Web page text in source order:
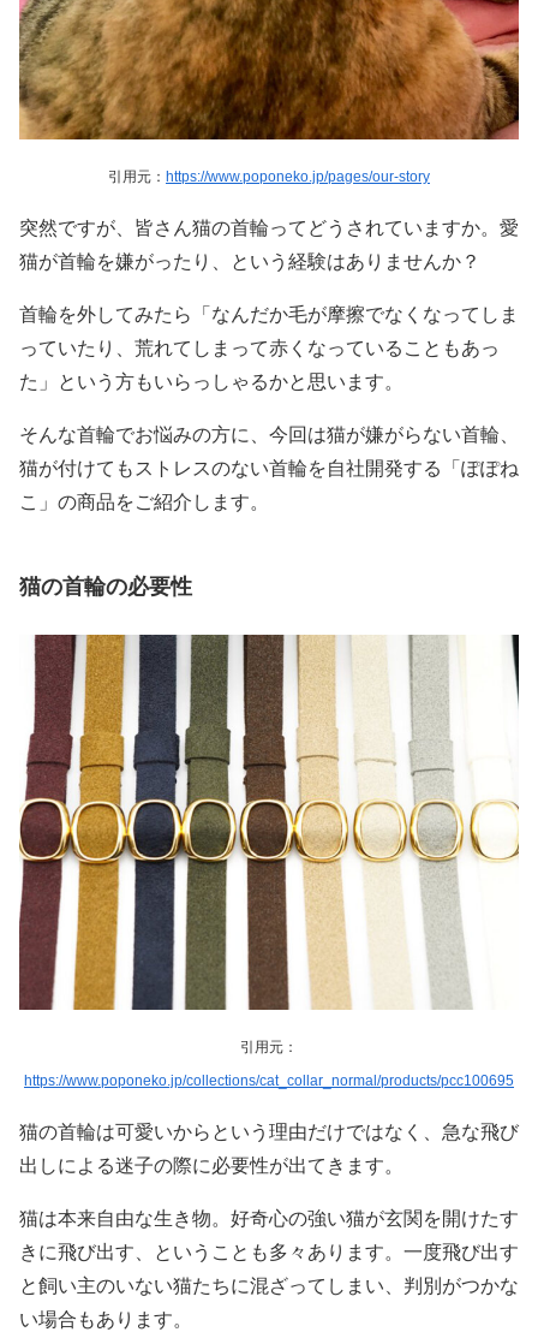
引用元： https://www.poponeko.jp/pages/our-story
突然ですが、皆さん猫の首輪ってどうされていますか。愛
猫が首輪を嫌がったり、という経験はありませんか？
首輪を外してみたら「なんだか毛が摩擦でなくなってしま
っていたり、荒れてしまって赤くなっていることもあっ
た」という方もいらっしゃるかと思います。
そんな首輪でお悩みの方に、今回は猫が嫌がらない首輪、
猫が付けてもストレスのない首輪を自社開発する「ぽぽね
こ」の商品をご紹介します。
猫の首輪の必要性
引用元：
https://www.poponeko.jp/collections/cat_collar_normal/products/pcc100695
猫の首輪は可愛いからという理由だけではなく、急な飛び
出しによる迷子の際に必要性が出てきます。
猫は本来自由な生き物。好奇心の強い猫が玄関を開けたす
きに飛び出す、ということも多々あります。一度飛び出す
と飼い主のいない猫たちに混ざってしまい、判別がつかな
い場合もあります。